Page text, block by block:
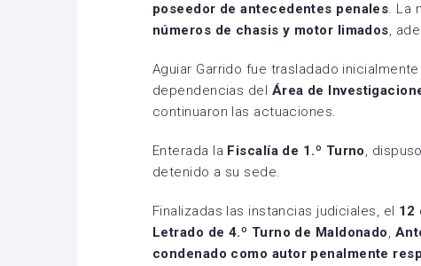
poseedor de antecedentes penales. La
números de chasis y motor limados,
Aguiar Garrido fue trasladado inicialmente
dependencias del Área de
continuaron las actuaciones.
Enterada la Fiscalía de 1.º Turno,
detenido a su sede.
Finalizadas las instancias judiciales, el 12
Letrado de 4.º Turno de Maldonado,
condenado como autor penalmente